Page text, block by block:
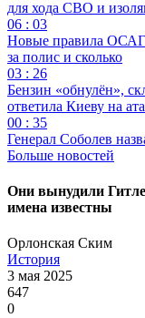
для хода СВО и
06 : 03
Новые правила
за полис и сколько
03 : 26
Бензин «обнулён»,
ответила Киеву на
00 : 35
Генерал Соболев
Больше новостей
Они вынудили
имена известны
Орлонская Ским
История
3 мая 2025
647
0